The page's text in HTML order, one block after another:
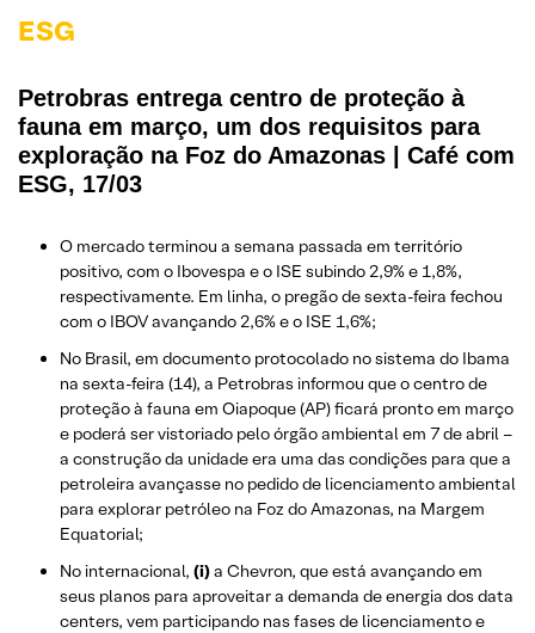
ESG
Petrobras entrega centro de proteção à
fauna em março, um dos requisitos para
exploração na Foz do Amazonas | Café com
ESG, 17/03
O mercado terminou a semana passada em território
positivo, com o Ibovespa e o ISE subindo 2,9% e 1,8%,
respectivamente. Em linha, o pregão de sexta-feira fechou
com o IBOV avançando 2,6% e o ISE 1,6%;
No Brasil, em documento protocolado no sistema do Ibama
na sexta-feira (14), a Petrobras informou que o centro de
proteção à fauna em Oiapoque (AP) ficará pronto em março
e poderá ser vistoriado pelo órgão ambiental em 7 de abril –
a construção da unidade era uma das condições para que a
petroleira avançasse no pedido de licenciamento ambiental
para explorar petróleo na Foz do Amazonas, na Margem
Equatorial;
No internacional, (i)a Chevron, que está avançando em
seus planos para aproveitar a demanda de energia dos data
centers, vem participando nas fases de licenciamento e